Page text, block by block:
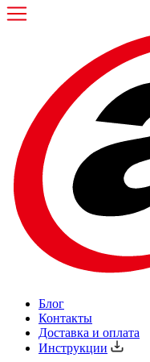
Блог
Контакты
Доставка и оплата
Инструкции